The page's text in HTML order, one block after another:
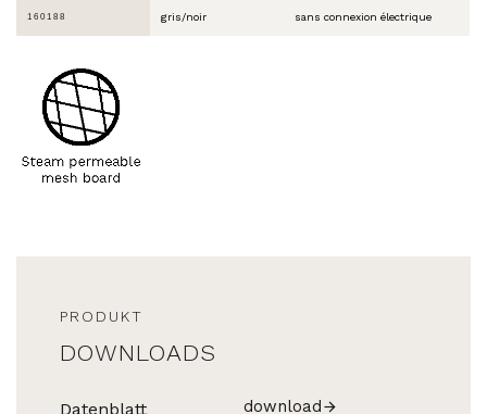
160188 gris/noir sans connexion électrique
PRODUKT
DOWNLOADS
Datenblatt download